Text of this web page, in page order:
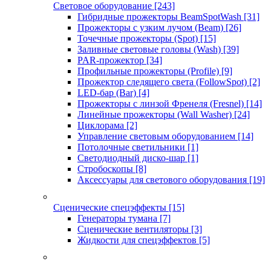
Световое оборудование [243]
Гибридные прожекторы BeamSpotWash [31]
Прожекторы с узким лучом (Beam) [26]
Точечные прожекторы (Spot) [15]
Заливные световые головы (Wash) [39]
PAR-прожектор [34]
Профильные прожекторы (Profile) [9]
Прожектор следящего света (FollowSpot) [2]
LED-бар (Bar) [4]
Прожекторы с линзой Френеля (Fresnel) [14]
Линейные прожекторы (Wall Washer) [24]
Циклорама [2]
Управление световым оборудованием [14]
Потолочные светильники [1]
Светодиодный диско-шар [1]
Стробоскопы [8]
Аксессуары для светового оборудования [19]
Сценические спецэффекты [15]
Генераторы тумана [7]
Сценические вентиляторы [3]
Жидкости для спецэффектов [5]